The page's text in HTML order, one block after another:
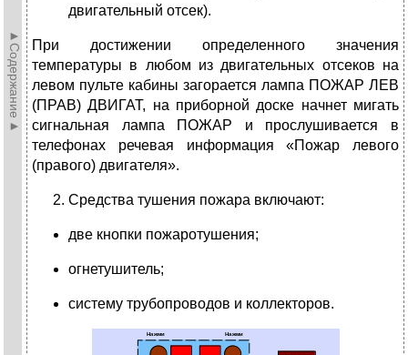
►Содержание►
двигательный отсек).
При достижении определенного значения
температуры в любом из двигательных отсеков на
левом пульте кабины загорается лампа ПОЖАР ЛЕВ
(ПРАВ) ДВИГАТ, на приборной доске начнет мигать
сигнальная лампа ПОЖАР и прослушивается в
телефонах речевая информация «Пожар левого
(правого) двигателя».
Средства тушения пожара включают:
две кнопки пожаротушения;
огнетушитель;
систему трубопроводов и коллекторов.